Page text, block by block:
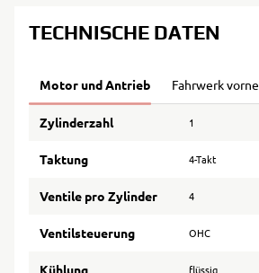
TECHNISCHE DATEN
Motor und Antrieb Fahrwerk vorne
Zylinderzahl 1
Taktung 4-Takt
Ventile pro Zylinder 4
Ventilsteuerung OHC
Kühlung flüssig